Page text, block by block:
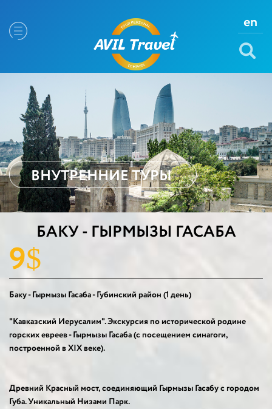
en
ВНУТРЕННИЕ ТУРЫ
БАКУ - ГЫРМЫЗЫ ГАСАБА
9$
Баку - Гырмызы Гасаба - Губинский район (1 день)
"Кавказский Иерусалим". Экскурсия по исторической родине
горских евреев - Гырмызы Гасаба (с посещением синагоги,
построенной в XIX веке).
Древний Красный мост, соединяющий Гырмызы Гасабу с городом
Губа. Уникальный Низами Парк.